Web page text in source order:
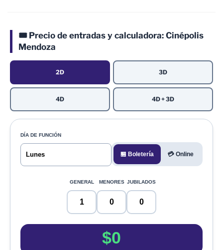
🎟️ Precio de entradas y calculadora: Cinépolis
Mendoza
2D 3D
4D 4D + 3D
DÍA DE FUNCIÓN
🏪 Boletería 💳 Online
GENERAL MENORES JUBILADOS
$0